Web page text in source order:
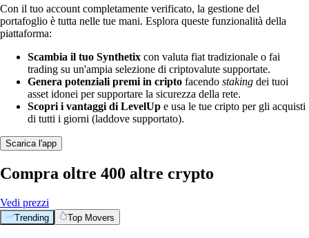
Con il tuo account completamente verificato, la gestione del
portafoglio è tutta nelle tue mani. Esplora queste funzionalità della
piattaforma:
Scambia il tuo Synthetix con valuta fiat tradizionale o fai
trading su un'ampia selezione di criptovalute supportate.
Genera potenziali premi in cripto facendo staking dei tuoi
asset idonei per supportare la sicurezza della rete.
Scopri i vantaggi di LevelUp e usa le tue cripto per gli acquisti
di tutti i giorni (laddove supportato).
Scarica l'app
Compra oltre 400 altre crypto
Vedi prezzi
Trending Top Movers